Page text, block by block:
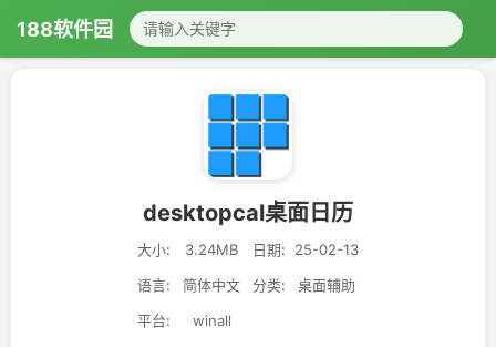
188软件园
desktopcal桌面日历
大小: 3.24MB 日期:
25-02-13
语言:
简体中文 分类:
桌面辅助
平台:
winall